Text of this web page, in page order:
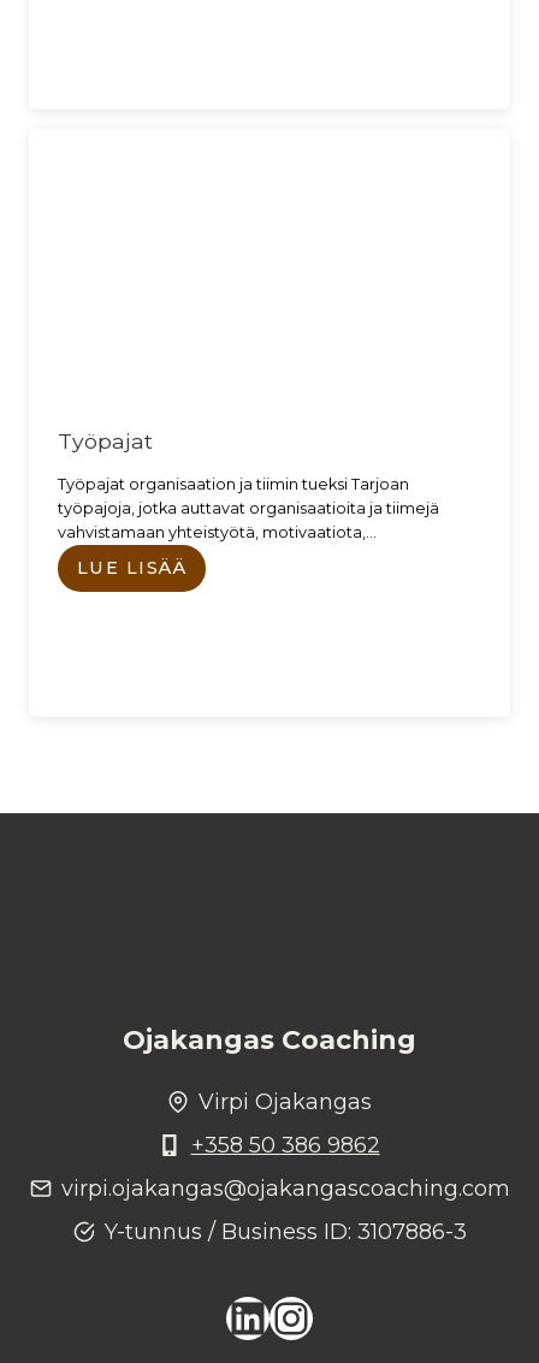
Työpajat
Työpajat organisaation ja tiimin tueksi Tarjoan
työpajoja, jotka auttavat organisaatioita ja tiimejä
vahvistamaan yhteistyötä, motivaatiota,…
LUE LISÄÄ
Ojakangas Coaching
Virpi Ojakangas
+358 50 386 9862
virpi.ojakangas@ojakangascoaching.com
Y-tunnus / Business ID: 3107886-3
LinkedIn
Instagram